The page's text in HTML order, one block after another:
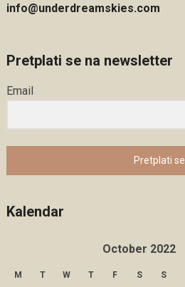
info@underdreamskies.com
Pretplati se na newsletter
Email
Pretplati se
Kalendar
October 2022
M T W T F S S